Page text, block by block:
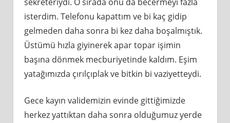
isterdim. Telefonu kapattım ve bi kaç gidip
gelmeden daha sonra bi kez daha boşalmıştık.
Üstümü hızla giyinerek apar topar işimin
başına dönmek mecburiyetinde kaldım. Eşim
yatağımızda çırılçıplak ve bitkin bi vaziyetteydi.
Gece kayın validemizin evinde gittiğimizde
herkez yattıktan daha sonra olduğumuz yerde